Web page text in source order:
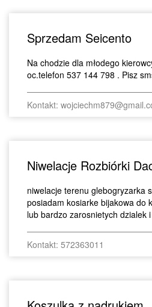
Sprzedam Seicento
Na chodzie dla młodego
oc.telefon 537 144 798 . Pisz
Kontakt:
Niwelacje Rozbiórki
niwelacje terenu glebogryzarka
posiadam kosiarke bijakowa do
lub bardzo zarosnietych dzialek
Kontakt: 572363011